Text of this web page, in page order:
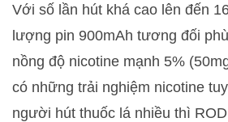
Với số lần hút khá cao lên đến
lượng pin 900mAh tương đối
nồng độ nicotine mạnh 5%
có những trải nghiệm nicotine
người hút thuốc lá nhiều thì